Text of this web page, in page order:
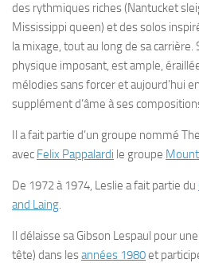
des rythmiques riches (Nantucket
Mississippi queen) et des solos
la mixage, tout au long de sa carrière.
physique imposant, est ample,
mélodies sans forcer et aujourd’hui
supplément d’âme à ses
Il a fait partie d’un groupe nommé
avec Felix Pappalardi le groupe
De 1972 à 1974, Leslie a fait partie du
and Laing.
Il délaisse sa Gibson Lespaul pour
tête) dans lesannées 1980et